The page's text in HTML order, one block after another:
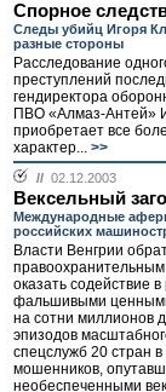
Спорное
Следы убийц Игоря
разные стороны
Расследование
преступлений
гендиректора
ПВО «Алмаз-Антей»
приобретает все
характер... >>
// 02.12.2003
Вексельный
Международные
российских
Власти Венгрии
оказать содействие
фальшивыми
на сотни миллионов
эпизодов
спецслужб 20 стран
мошенников,
необеспеченными